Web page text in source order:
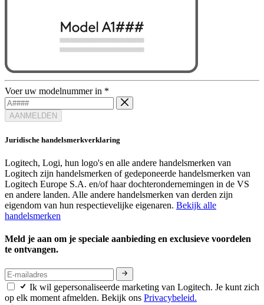
Voer uw modelnummer in *
AANMELDEN
Juridische handelsmerkverklaring
Logitech, Logi, hun logo's en alle andere handelsmerken van
Logitech zijn handelsmerken of gedeponeerde handelsmerken van
Logitech Europe S.A. en/of haar dochterondernemingen in de VS
en andere landen. Alle andere handelsmerken van derden zijn
eigendom van hun respectievelijke eigenaren. Bekijk alle
handelsmerken
Meld je aan om je speciale aanbieding en exclusieve voordelen
te ontvangen.
Ik wil gepersonaliseerde marketing van Logitech. Je kunt zich
op elk moment afmelden. Bekijk ons Privacybeleid.